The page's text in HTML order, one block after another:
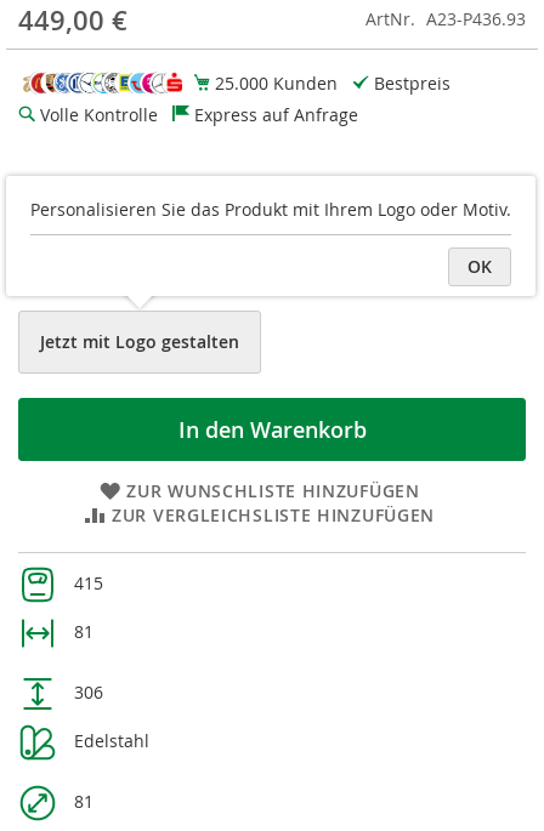
449,00 € ArtNr. A23-P436.93
25.000 Kunden
Bestpreis
Volle Kontrolle
Express auf Anfrage
schwarz (± PMS Black)
Jetzt mit Logo gestalten
In den Warenkorb
ZUR WUNSCHLISTE HINZUFÜGEN
ZUR VERGLEICHSLISTE HINZUFÜGEN
Weitere
Informationen
415
81
306
Edelstahl
81
springen
Personalisieren Sie das Produkt mit Ihrem Logo oder Motiv.
OK